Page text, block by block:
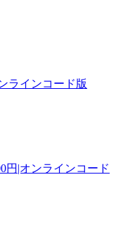
ラインコード版
円|オンラインコード